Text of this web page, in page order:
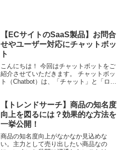
【ECサイトのSaaS製品】お問合
せやユーザー対応にチャットボッ
ト
こんにちは！ 今回はチャットボットをご
紹介させていただきます。 チャットボッ
ト（Chatbot）は、「チャット」と「ロボ
す。ユーザーからの問い合わせに自動で
返信するため、特にECサイトやコールセ
ンター、予約サイトなどの現場で導入さ
れるケースが多くございます。 クラウド
サービスの形式で提供している会社が多
く、Webサイト上に導入できるものか
【トレンドサーチ】商品の知名度
向上を図るには？効果的な方法を
一挙公開！
商品の知名度向上がなかなか見込めな
い。主力として売り出したい商品なの